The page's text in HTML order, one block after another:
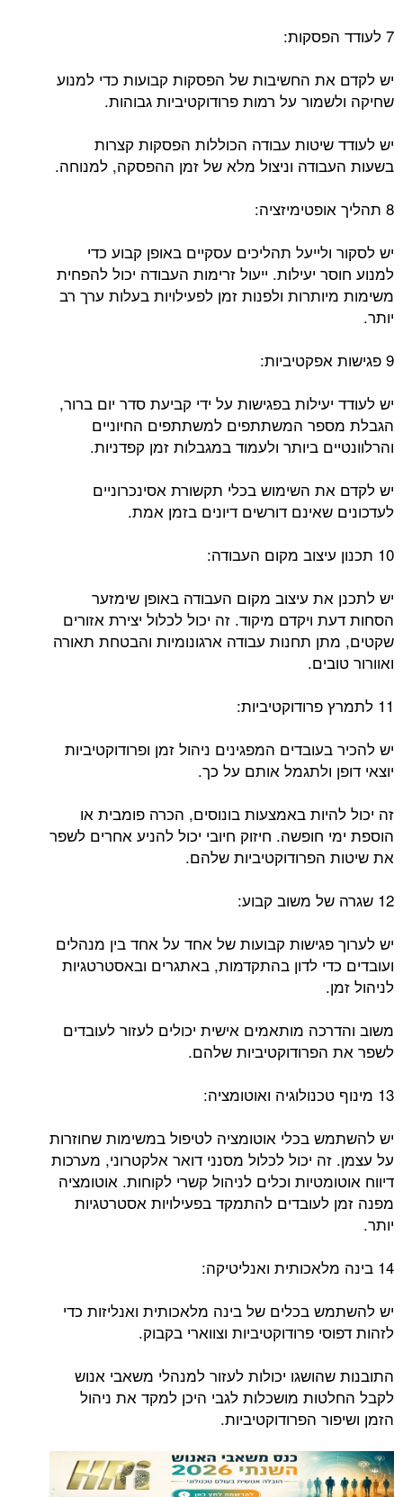
7 לעודד הפסקות:
יש לקדם את החשיבות של הפסקות קבועות כדי למנוע
שחיקה ולשמור על רמות פרודוקטיביות גבוהות.
יש לעודד שיטות עבודה הכוללות הפסקות קצרות
בשעות העבודה וניצול מלא של זמן ההפסקה, למנוחה.
8 תהליך אופטימיזציה:
יש לסקור ולייעל תהליכים עסקיים באופן קבוע כדי
למנוע חוסר יעילות. ייעול זרימות העבודה יכול להפחית
משימות מיותרות ולפנות זמן לפעילויות בעלות ערך רב
יותר.
9 פגישות אפקטיביות:
יש לעודד יעילות בפגישות על ידי קביעת סדר יום ברור,
הגבלת מספר המשתתפים למשתתפים החיוניים
והרלוונטיים ביותר ולעמוד במגבלות זמן קפדניות.
יש לקדם את השימוש בכלי תקשורת אסינכרוניים
לעדכונים שאינם דורשים דיונים בזמן אמת.
10 תכנון עיצוב מקום העבודה:
יש לתכנן את עיצוב מקום העבודה באופן שימזער
הסחות דעת ויקדם מיקוד. זה יכול לכלול יצירת אזורים
שקטים, מתן תחנות עבודה ארגונומיות והבטחת תאורה
ואוורור טובים.
11 לתמרץ פרודוקטיביות:
יש להכיר בעובדים המפגינים ניהול זמן ופרודוקטיביות
יוצאי דופן ולתגמל אותם על כך.
זה יכול להיות באמצעות בונוסים, הכרה פומבית או
הוספת ימי חופשה. חיזוק חיובי יכול להניע אחרים לשפר
את שיטות הפרודוקטיביות שלהם.
12 שגרה של משוב קבוע:
יש לערוך פגישות קבועות של אחד על אחד בין מנהלים
ועובדים כדי לדון בהתקדמות, באתגרים ובאסטרטגיות
לניהול זמן.
משוב והדרכה מותאמים אישית יכולים לעזור לעובדים
לשפר את הפרודוקטיביות שלהם.
13 מינוף טכנולוגיה ואוטומציה:
יש להשתמש בכלי אוטומציה לטיפול במשימות שחוזרות
על עצמן. זה יכול לכלול מסנני דואר אלקטרוני, מערכות
דיווח אוטומטיות וכלים לניהול קשרי לקוחות. אוטומציה
מפנה זמן לעובדים להתמקד בפעילויות אסטרטגיות
יותר.
14 בינה מלאכותית ואנליטיקה:
יש להשתמש בכלים של בינה מלאכותית ואנליזות כדי
לזהות דפוסי פרודוקטיביות וצווארי בקבוק.
התובנות שהושגו יכולות לעזור למנהלי משאבי אנוש
לקבל החלטות מושכלות לגבי היכן למקד את ניהול
הזמן ושיפור הפרודוקטיביות.